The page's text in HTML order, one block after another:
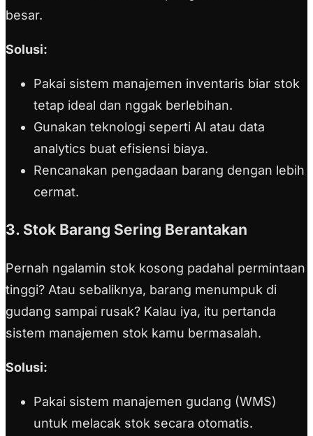
besar.
Solusi:
Pakai sistem manajemen inventaris biar stok
tetap ideal dan nggak berlebihan.
Gunakan teknologi seperti AI atau data
analytics buat efisiensi biaya.
Rencanakan pengadaan barang dengan lebih
cermat.
3. Stok Barang Sering Berantakan
Pernah ngalamin stok kosong padahal permintaan
tinggi? Atau sebaliknya, barang menumpuk di
gudang sampai rusak? Kalau iya, itu pertanda
sistem manajemen stok kamu bermasalah.
Solusi:
Pakai sistem manajemen gudang (WMS)
untuk melacak stok secara otomatis.